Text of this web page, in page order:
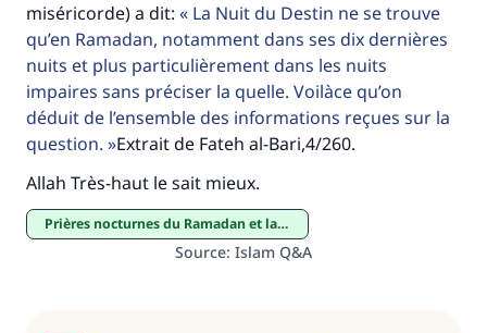
miséricorde) a dit:
La Nuit du Destin ne se trouve
qu’en Ramadan, notamment dans ses dix dernières
nuits et plus particulièrement dans les nuits
impaires sans préciser la quelle. Voilàce qu’on
déduit de l’ensemble des informations reçues sur la
question.
Extrait de Fateh al-Bari,4/260.
Allah Très-haut le sait mieux.
Prières nocturnes du Ramadan et la Nuit du Destin
Source: Islam Q&A